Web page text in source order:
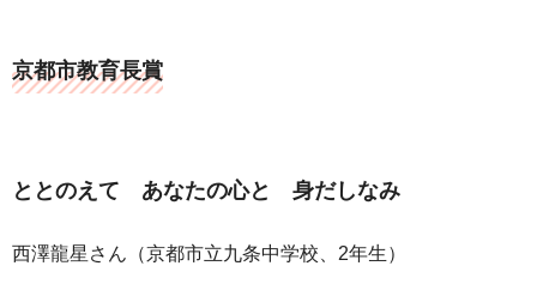
京都市教育長賞
ととのえて あなたの心と 身だしなみ
西澤龍星さん（京都市立九条中学校、2年生）